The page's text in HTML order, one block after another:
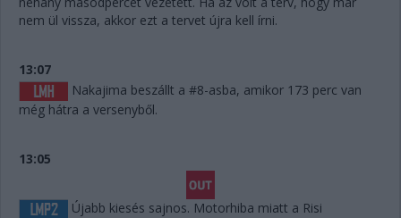
nem ül vissza, akkor ezt a tervet újra kell írni.
13:07
Nakajima beszállt a #8-asba, amikor 173 perc van
még hátra a versenyből.
13:05
Újabb kiesés sajnos. Motorhiba miatt a Risi